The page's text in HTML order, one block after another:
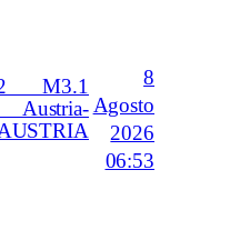
M3.1
Austria-
8
Agosto
2026
06:53